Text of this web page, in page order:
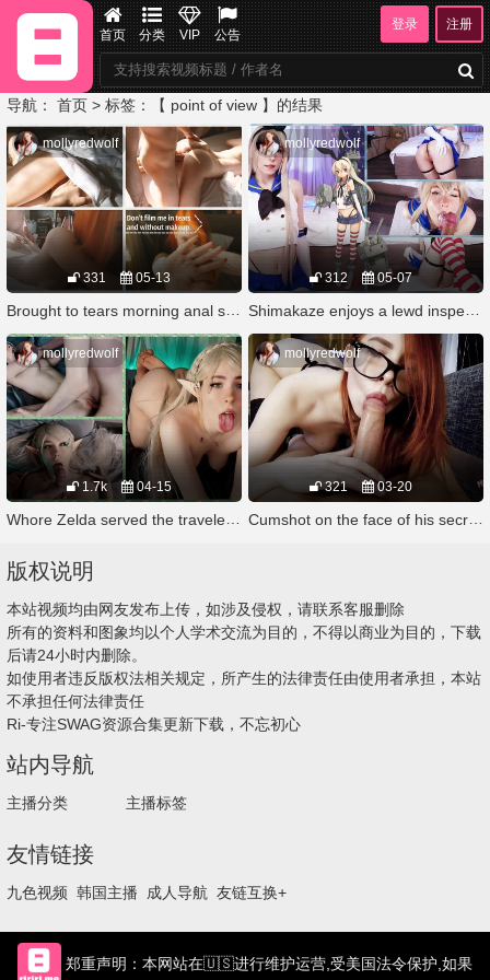
首页 分类 VIP 公告
登录 注册
导航： 首页 > 标签：【 point of view 】的结果
331 05-13
mollyredwolf
312 05-07
mollyredwolf
1.7k 04-15
mollyredwolf
Whore Zelda served the traveler in the tavern
321 03-20
mollyredwolf
Cumshot on the face of his secretary
版权说明
本站视频均由网友发布上传，如涉及侵权，请联系客服删除
所有的资料和图象均以个人学术交流为目的，不得以商业为目的，下载
后请24小时内删除。
如使用者违反版权法相关规定，所产生的法律责任由使用者承担，本站
不承担任何法律责任
Ri-专注SWAG资源合集更新下载，不忘初心
站内导航
主播分类 主播标签
友情链接
九色视频 韩国主播 成人导航 友链互换+
郑重声明：本网站在🇺🇸进行维护运营,受美国法令保护,如果